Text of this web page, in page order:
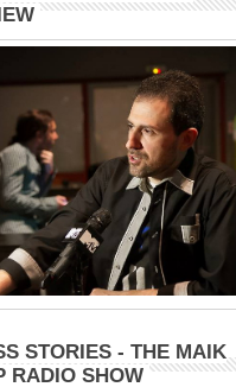
STORIES - THE MAIK
RADIO SHOW